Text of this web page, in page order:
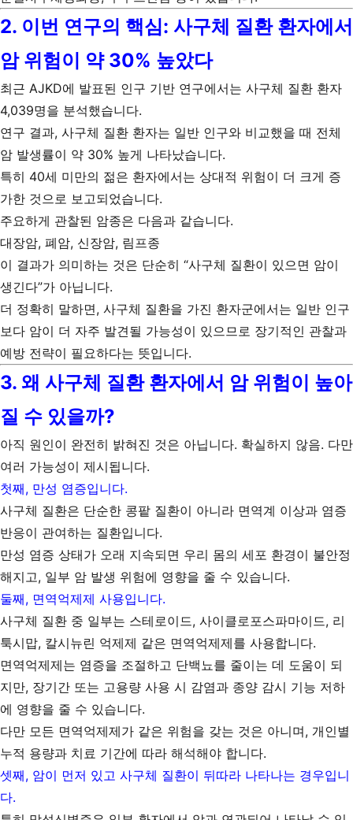
2. 이번 연구의 핵심: 사구체 질환 환자에서
암 위험이 약 30% 높았다
최근 AJKD에 발표된 인구 기반 연구에서는 사구체 질환 환자
4,039명을 분석했습니다.
연구 결과, 사구체 질환 환자는 일반 인구와 비교했을 때 전체
암 발생률이 약 30% 높게 나타났습니다.
특히 40세 미만의 젊은 환자에서는 상대적 위험이 더 크게 증
가한 것으로 보고되었습니다.
주요하게 관찰된 암종은 다음과 같습니다.
대장암, 폐암, 신장암, 림프종
이 결과가 의미하는 것은 단순히 “사구체 질환이 있으면 암이
생긴다”가 아닙니다.
더 정확히 말하면, 사구체 질환을 가진 환자군에서는 일반 인구
보다 암이 더 자주 발견될 가능성이 있으므로 장기적인 관찰과
예방 전략이 필요하다는 뜻입니다.
3. 왜 사구체 질환 환자에서 암 위험이 높아
질 수 있을까?
아직 원인이 완전히 밝혀진 것은 아닙니다. 확실하지 않음. 다만
여러 가능성이 제시됩니다.
첫째, 만성 염증입니다.
사구체 질환은 단순한 콩팥 질환이 아니라 면역계 이상과 염증
반응이 관여하는 질환입니다.
만성 염증 상태가 오래 지속되면 우리 몸의 세포 환경이 불안정
해지고, 일부 암 발생 위험에 영향을 줄 수 있습니다.
둘째, 면역억제제 사용입니다.
사구체 질환 중 일부는 스테로이드, 사이클로포스파마이드, 리
툭시맙, 칼시뉴린 억제제 같은 면역억제제를 사용합니다.
면역억제제는 염증을 조절하고 단백뇨를 줄이는 데 도움이 되
지만, 장기간 또는 고용량 사용 시 감염과 종양 감시 기능 저하
에 영향을 줄 수 있습니다.
다만 모든 면역억제제가 같은 위험을 갖는 것은 아니며, 개인별
누적 용량과 치료 기간에 따라 해석해야 합니다.
셋째, 암이 먼저 있고 사구체 질환이 뒤따라 나타나는 경우입니
다.